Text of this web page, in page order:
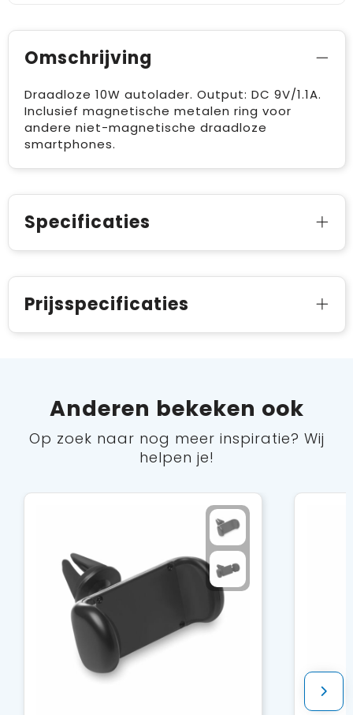
Omschrijving
Draadloze 10W autolader. Output: DC 9V/1.1A.
Inclusief magnetische metalen ring voor
andere niet-magnetische draadloze
smartphones.
Specificaties
Prijsspecificaties
Anderen bekeken ook
Op zoek naar nog meer inspiratie? Wij
helpen je!